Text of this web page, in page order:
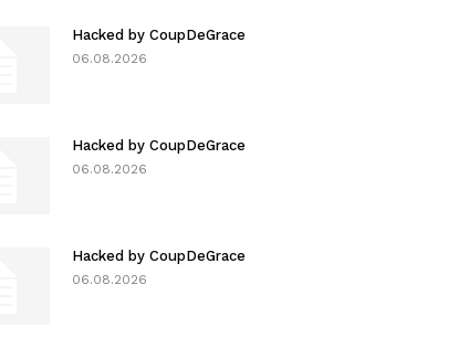
Hacked by CoupDeGrace
06.08.2026
Hacked by CoupDeGrace
06.08.2026
Hacked by CoupDeGrace
06.08.2026